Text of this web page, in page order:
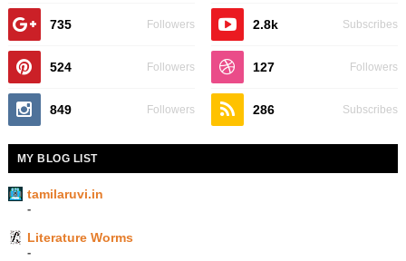
735 Followers 2.8k Subscribes
524 Followers 127 Followers
849 Followers 286 Subscribes
MY BLOG LIST
tamilaruvi.in
-
Literature Worms
-